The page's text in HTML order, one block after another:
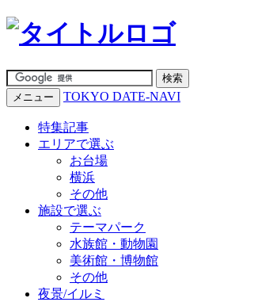
メニュー TOKYO DATE-NAVI
特集記事
エリアで選ぶ
お台場
横浜
その他
施設で選ぶ
テーマパーク
水族館・動物園
美術館・博物館
その他
夜景/イルミ